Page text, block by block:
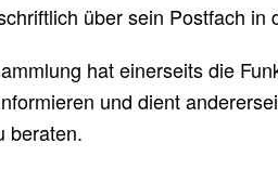
über sein Postfach in
hat einerseits die
und dient
beraten.